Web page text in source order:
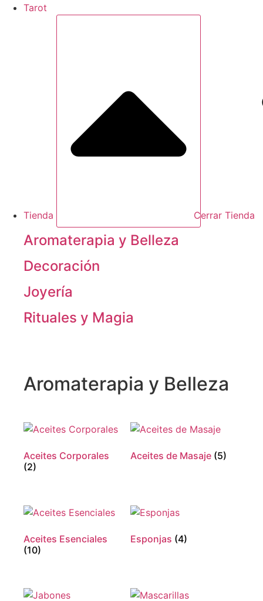
Tarot
Tienda Cerrar Tienda
Aromaterapia y Belleza
Decoración
Joyería
Rituales y Magia
Aromaterapia y Belleza
Aceites Corporales
(2)
Aceites de Masaje (5)
Aceites Esenciales
(10)
Esponjas (4)